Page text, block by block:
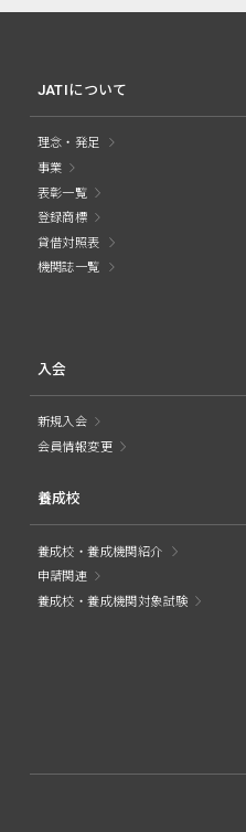
JATIについて
理念・発足
事業
表彰一覧
登録商標
貸借対照表
機関誌一覧
入会
新規入会
会員情報変更
養成校
養成校・養成機関紹介
申請関連
養成校・養成機関対象試験